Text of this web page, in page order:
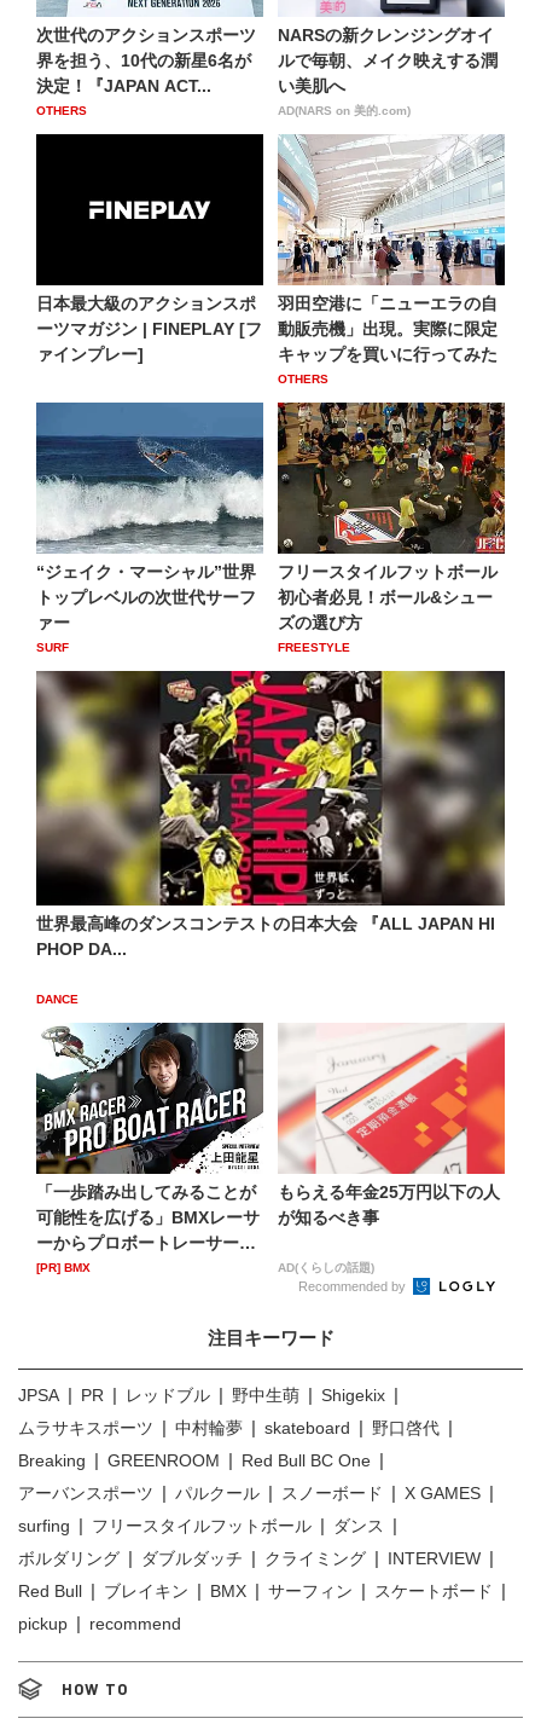
次世代のアクションスポーツ
界を担う、10代の新星6名が
決定！『JAPAN ACT...
OTHERS
NARSの新クレンジングオイ
ルで毎朝、メイク映えする潤
い美肌へ
AD(NARS on 美的.com)
日本最大級のアクションスポ
ーツマガジン | FINEPLAY [フ
ァインプレー]
羽田空港に「ニューエラの自
動販売機」出現。実際に限定
キャップを買いに行ってみた
OTHERS
“ジェイク・マーシャル”世界
トップレベルの次世代サーフ
ァー
SURF
フリースタイルフットボール
初心者必見！ボール&シュー
ズの選び方
FREESTYLE
世界最高峰のダンスコンテストの日本大会 『ALL JAPAN HI
PHOP DA...
DANCE
「一歩踏み出してみることが
可能性を広げる」BMXレーサ
ーからプロボートレーサー
へ...
[PR] BMX
もらえる年金25万円以下の人
が知るべき事
AD(くらしの話題)
Recommended by
注目キーワード
JPSA PR レッドブル 野中生萌
Shigekix
ムラサキスポーツ
中村輪夢 skateboard
野口啓代
Breaking
GREENROOM
Red Bull BC One
アーバンスポーツ
パルクール スノーボード
X GAMES
surfing
フリースタイルフットボール
ダンス
ボルダリング
ダブルダッチ クライミング
INTERVIEW
Red Bull
ブレイキン BMX サーフィン
スケートボード
pickup
recommend
HOW TO